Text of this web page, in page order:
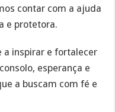
contar com a ajuda
e protetora.
a inspirar e fortalecer
esperança e
a buscam com fé e